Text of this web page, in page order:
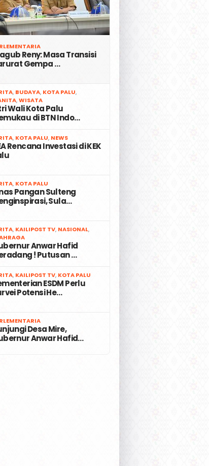
Reny: Masa Transisi
Gempa …
, BUDAYA, KOTA PALU,
,WISATA
Wali Kota Palu
di BTN Indo…
, KOTA PALU, NEWS
Rencana Investasi di KEK
, KOTA PALU
Pangan Sulteng
Sula…
, KAILIPOST TV, NASIONAL,
Anwar Hafid
! Putusan …
, KAILIPOST TV, KOTA PALU
ESDM Perlu
Potensi He…
Desa Mire,
Anwar Hafid…